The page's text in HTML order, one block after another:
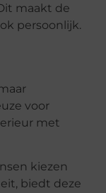
maakt de
persoonlijk.
voor
met
kiezen
biedt deze